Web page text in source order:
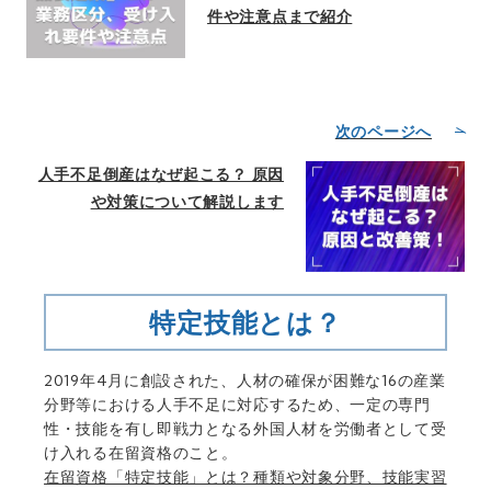
件や注意点まで紹介
次のページへ
人手不足倒産はなぜ起こる？ 原因
や対策について解説します
特定技能とは？
2019年4月に創設された、人材の確保が困難な16の産業
分野等における人手不足に対応するため、一定の専門
性・技能を有し即戦力となる外国人材を労働者として受
け入れる在留資格のこと。
在留資格「特定技能」とは？種類や対象分野、技能実習